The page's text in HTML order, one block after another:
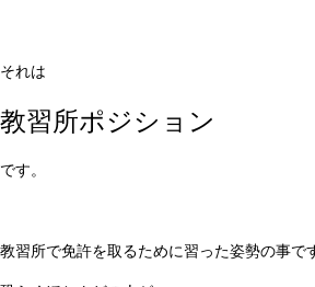
それは
教習所ポジション
です。
教習所で免許を取るために習った姿勢の事で